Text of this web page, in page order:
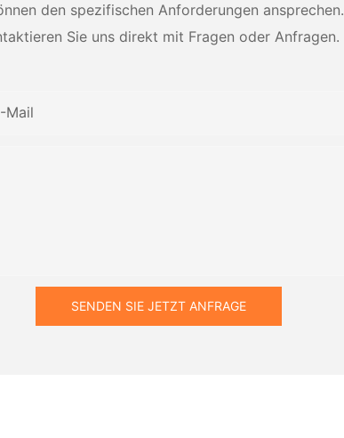
den spezifischen Anforderungen
Sie uns direkt mit Fragen oder Anfragen.
Mail
SENDEN SIE JETZT ANFRAGE